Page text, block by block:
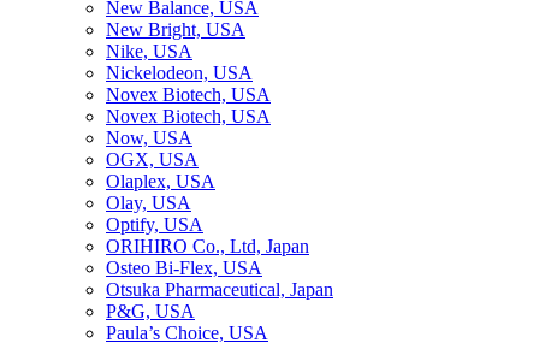
New Balance, USA
New Bright, USA
Nike, USA
Niсkelodeon, USA
Novex Biotech, USA
Novex Biotech, USA
Now, USA
OGX, USA
Olaplex, USA
Olay, USA
Optify, USA
ORIHIRO Co., Ltd, Japan
Osteo Bi-Flex, USA
Otsuka Pharmaceutical, Japan
P&G, USA
Paula’s Choice, USA